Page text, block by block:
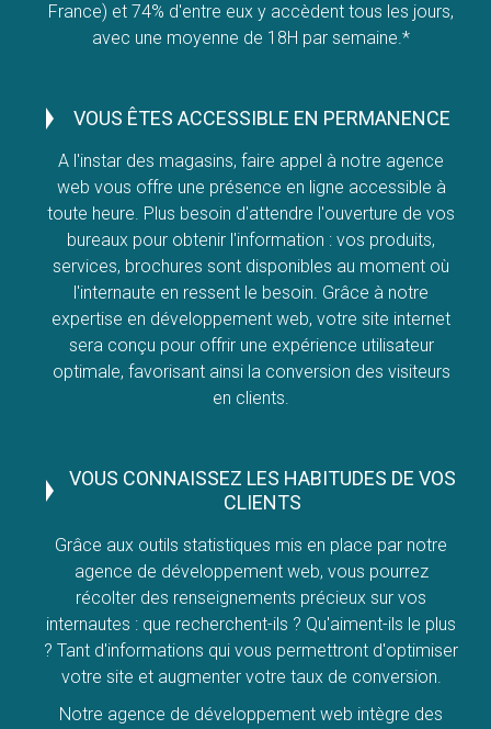
France) et 74% d'entre eux y accèdent tous les jours,
avec une moyenne de 18H par semaine.*
VOUS ÊTES ACCESSIBLE EN PERMANENCE
A l'instar des magasins, faire appel à notre agence
web vous offre une présence en ligne accessible à
toute heure. Plus besoin d'attendre l'ouverture de vos
bureaux pour obtenir l'information : vos produits,
services, brochures sont disponibles au moment où
l'internaute en ressent le besoin. Grâce à notre
expertise en développement web, votre site internet
sera conçu pour offrir une expérience utilisateur
optimale, favorisant ainsi la conversion des visiteurs
en clients.
VOUS CONNAISSEZ LES HABITUDES DE VOS
CLIENTS
Grâce aux outils statistiques mis en place par notre
agence de développement web, vous pourrez
récolter des renseignements précieux sur vos
internautes : que recherchent-ils ? Qu'aiment-ils le plus
? Tant d'informations qui vous permettront d'optimiser
votre site et augmenter votre taux de conversion.
Notre agence de développement web intègre des